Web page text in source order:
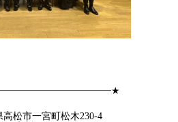
★
松市一宮町松木230-4